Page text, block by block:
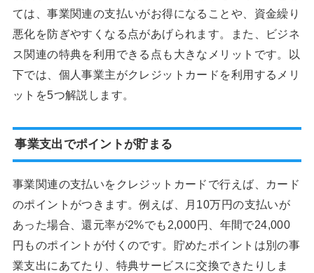
ては、事業関連の支払いがお得になることや、資金繰り
悪化を防ぎやすくなる点があげられます。また、ビジネ
ス関連の特典を利用できる点も大きなメリットです。以
下では、個人事業主がクレジットカードを利用するメリ
ットを5つ解説します。
事業支出でポイントが貯まる
事業関連の支払いをクレジットカードで行えば、カード
のポイントがつきます。例えば、月10万円の支払いが
あった場合、還元率が2%でも2,000円、年間で24,000
円ものポイントが付くのです。貯めたポイントは別の事
業支出にあてたり、特典サービスに交換できたりしま